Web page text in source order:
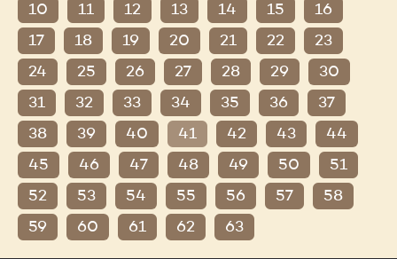
10
11 12 13 14 15
16
17
18 19 20 21 22
23
24
25 26 27 28 29
30
31
32 33 34 35 36
37
38
39 40 41 42 43
44
45
46 47 48 49 50
51
52
53 54 55 56 57
58
59
60 61 62 63